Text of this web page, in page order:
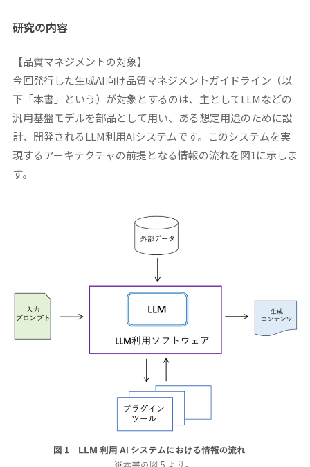
研究の内容
【品質マネジメントの対象】
今回発行した生成AI向け品質マネジメントガイドライン（以
下「本書」という）が対象とするのは、主としてLLMなどの
汎用基盤モデルを部品として用い、ある想定用途のために設
計、開発されるLLM利用AIシステムです。このシステムを実
現するアーキテクチャの前提となる情報の流れを図1に示しま
す。